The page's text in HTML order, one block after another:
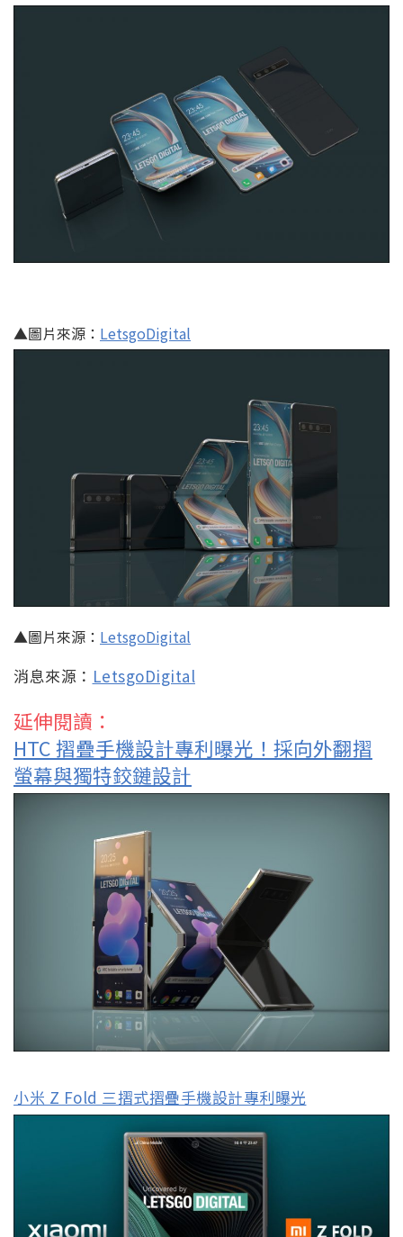
▲圖片來源： LetsgoDigital
▲圖片來源： LetsgoDigital
消息來源： LetsgoDigital
延伸閱讀：
HTC 摺疊手機設計專利曝光！採向外翻摺
螢幕與獨特鉸鏈設計
小米 Z Fold 三摺式摺疊手機設計專利曝光